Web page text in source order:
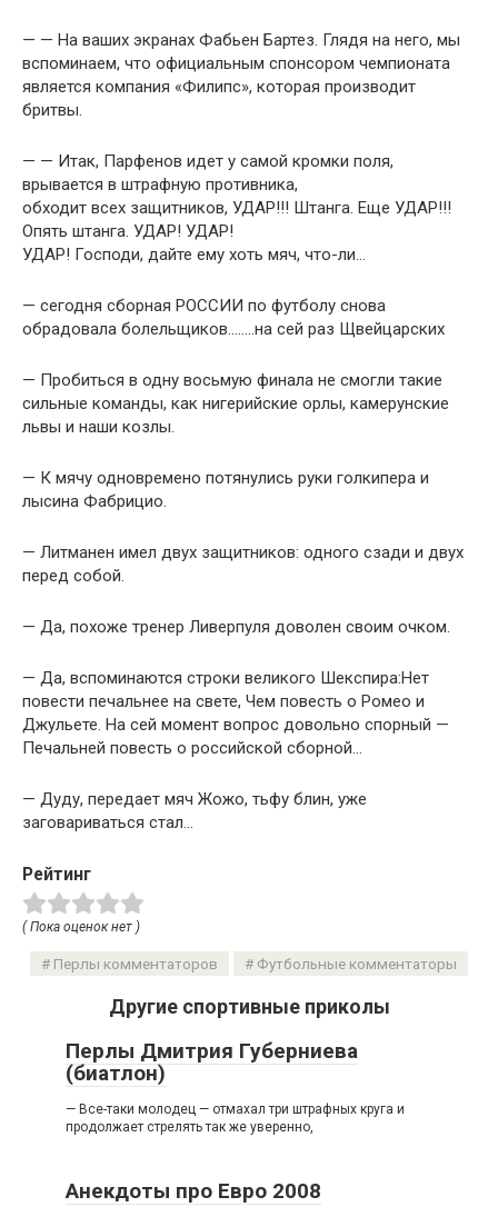
— — На ваших экранах Фабьен Бартез. Глядя на него, мы
вспоминаем, что официальным спонсором чемпионата
является компания «Филипс», которая производит
бритвы.
— — Итак, Парфенов идет у самой кромки поля,
врывается в штрафную противника,
обходит всех защитников, УДАР!!! Штанга. Еще УДАР!!!
Опять штанга. УДАР! УДАР!
УДАР! Господи, дайте ему хоть мяч, что-ли…
— сегодня сборная РОССИИ по футболу снова
обрадовала болельщиков……..на сей раз Щвейцарских
— Пробиться в одну восьмую финала не смогли такие
сильные команды, как нигерийские орлы, камерунские
львы и наши козлы.
— К мячу одновремено потянулись руки голкипера и
лысина Фабрицио.
— Литманен имел двух защитников: одного сзади и двух
перед собой.
— Да, похоже тренер Ливерпуля доволен своим очком.
— Да, вспоминаются строки великого Шекспира:Нет
повести печальнее на свете, Чем повесть о Ромео и
Джульете. На сей момент вопрос довольно спорный —
Печальней повесть о российской сборной…
— Дуду, передает мяч Жожо, тьфу блин, уже
заговариваться стал…
Рейтинг
( Пока оценок нет )
Перлы комментаторов Футбольные комментаторы
Другие спортивные приколы
Перлы Дмитрия Губерниева
(биатлон)
— Все-таки молодец — отмахал три штрафных круга и
продолжает стрелять так же уверенно,
Анекдоты про Евро 2008